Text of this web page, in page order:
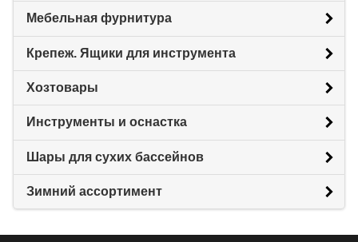
Мебельная фурнитура
Крепеж. Ящики для инструмента
Хозтовары
Инструменты и оснастка
Шары для сухих бассейнов
Зимний ассортимент